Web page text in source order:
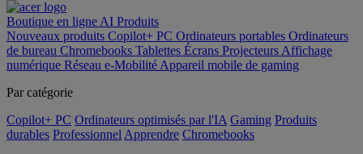
Boutique en ligne AI Produits
Nouveaux produits Copilot+ PC Ordinateurs portables Ordinateurs
de bureau Chromebooks Tablettes Écrans Projecteurs Affichage
numérique Réseau e-Mobilité Appareil mobile de gaming
Par catégorie
Copilot+ PC Ordinateurs optimisés par l'IA Gaming Produits
durables Professionnel Apprendre Chromebooks